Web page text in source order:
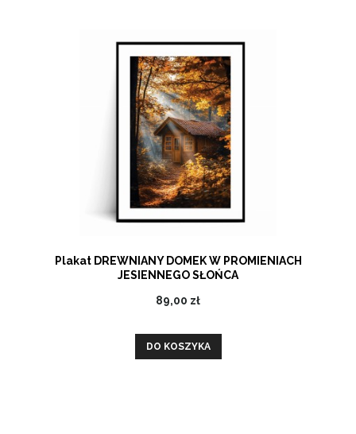
Plakat DREWNIANY DOMEK W PROMIENIACH
JESIENNEGO SŁOŃCA
89,00 zł
DO KOSZYKA